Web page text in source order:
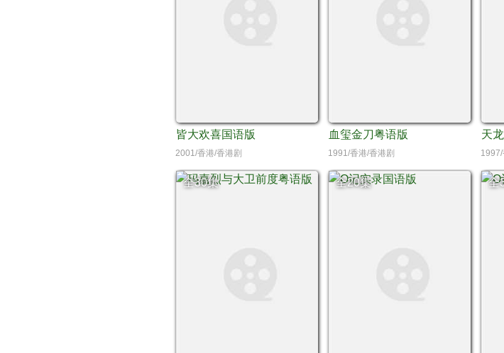
皆大欢喜国语版
2001/香港/香港剧
血玺金刀粤语版
1991/香港/香港剧
天
1997/
全30集 全20集 全